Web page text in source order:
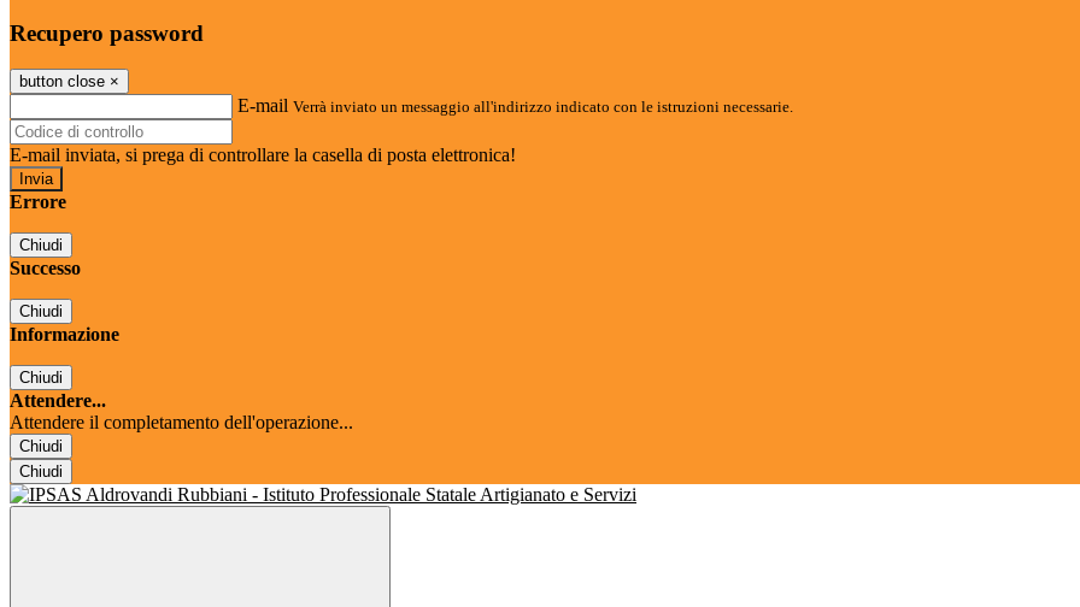
Recupero password
button close ×
E-mail Verrà inviato un messaggio all'indirizzo indicato con le istruzioni necessarie.
E-mail inviata, si prega di controllare la casella di posta elettronica!
Errore
Chiudi
Successo
Chiudi
Informazione
Chiudi
Attendere...
Attendere il completamento dell'operazione...
Chiudi
Chiudi